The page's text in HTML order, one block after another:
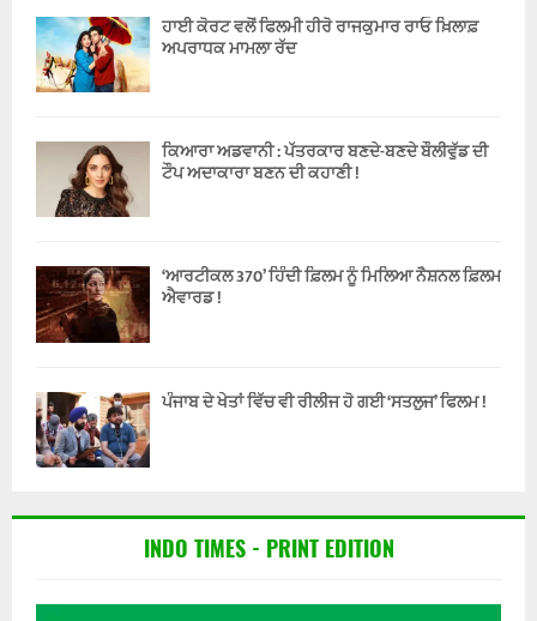
ਹਾਈ ਕੋਰਟ ਵਲੋਂ ਫਿਲਮੀ ਹੀਰੋ ਰਾਜਕੁਮਾਰ ਰਾਓ ਖ਼ਿਲਾਫ਼
ਅਪਰਾਧਕ ਮਾਮਲਾ ਰੱਦ
ਕਿਆਰਾ ਅਡਵਾਨੀ : ਪੱਤਰਕਾਰ ਬਣਦੇ-ਬਣਦੇ ਬੌਲੀਵੁੱਡ ਦੀ
ਟੌਪ ਅਦਾਕਾਰਾ ਬਣਨ ਦੀ ਕਹਾਣੀ !
‘ਆਰਟੀਕਲ 370’ ਹਿੰਦੀ ਫ਼ਿਲਮ ਨੂੰ ਮਿਲਿਆ ਨੈਸ਼ਨਲ ਫ਼ਿਲਮ
ਐਵਾਰਡ !
ਪੰਜਾਬ ਦੇ ਖੇਤਾਂ ਵਿੱਚ ਵੀ ਰੀਲੀਜ ਹੋ ਗਈ ‘ਸਤਲੁਜ’ ਫਿਲਮ !
INDO TIMES - PRINT EDITION